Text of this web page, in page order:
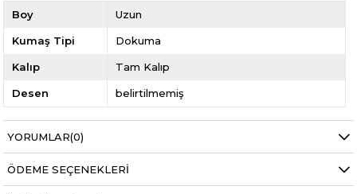
Boy Uzun
Kumaş Tipi Dokuma
Kalıp Tam Kalıp
Desen belirtilmemiş
YORUMLAR(0)
ÖDEME SEÇENEKLERI